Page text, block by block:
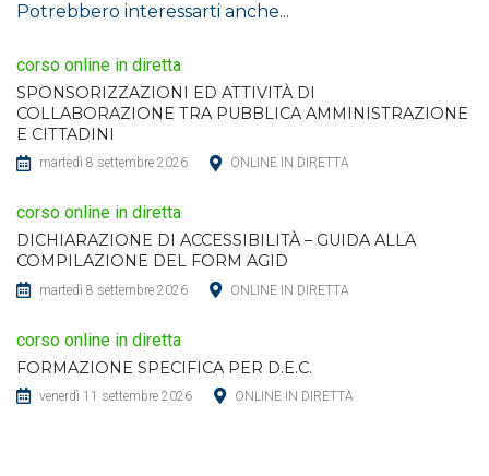
Potrebbero interessarti anche...
corso online in diretta
SPONSORIZZAZIONI ED ATTIVITÀ DI
COLLABORAZIONE TRA PUBBLICA AMMINISTRAZIONE
E CITTADINI
martedì 8 settembre 2026 ONLINE IN DIRETTA
corso online in diretta
DICHIARAZIONE DI ACCESSIBILITÀ – GUIDA ALLA
COMPILAZIONE DEL FORM AGID
martedì 8 settembre 2026 ONLINE IN DIRETTA
corso online in diretta
FORMAZIONE SPECIFICA PER D.E.C.
venerdì 11 settembre 2026 ONLINE IN DIRETTA